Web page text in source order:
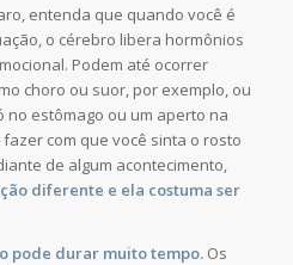
entenda que quando você é
o cérebro libera hormônios
Podem até ocorrer
choro ou suor, por exemplo, ou
no estômago ou um aperto na
com que você sinta o rosto
de algum acontecimento,
diferente e ela costuma ser
pode durar muito tempo.Os